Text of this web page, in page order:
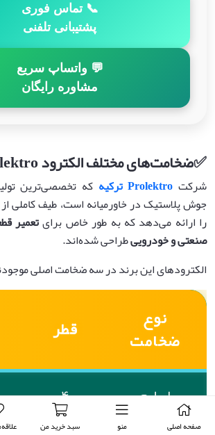
صفحه اصلی منو سبد خرید من
📞 تماس فوری
پشتیبانی تلفنی
💬 واتساپ سریع
مشاوره رایگان
✅ضخامت‌های مختلف الکترود
شرکت Prolektro ترکیه که تخصصی‌ترین
جوش پلاستیک در خاورمیانه است، طیف کاملی
را ارائه می‌دهد که به طور خاص برایتعمیر
صنعتی و خودروییطراحی شده‌اند.
الکترودهای این برند در سه ضخامت اصلی
نوع
ضخامت قطر
اسلیم ۴
میلی‌متر